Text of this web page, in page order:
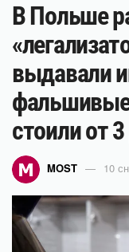
В Польше
выдавали
стоили от
MOST 10